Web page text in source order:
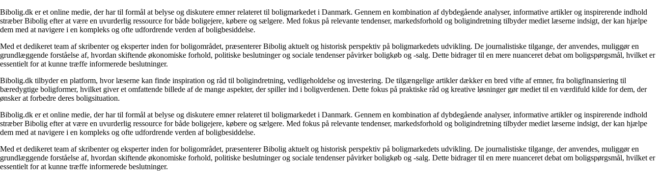
Bibolig.dk er et online medie, der har til formål at belyse og diskutere emner relateret til boligmarkedet i Danmark. Gennem en kombination af dybdegående analyser, informative artikler og inspirerende indhold
stræber Bibolig efter at være en uvurderlig ressource for både boligejere, købere og sælgere. Med fokus på relevante tendenser, markedsforhold og boligindretning tilbyder mediet læserne indsigt, der kan hjælpe
dem med at navigere i en kompleks og ofte udfordrende verden af boligbesiddelse.
Med et dedikeret team af skribenter og eksperter inden for boligområdet, præsenterer Bibolig aktuelt og historisk perspektiv på boligmarkedets udvikling. De journalistiske tilgange, der anvendes, muliggør en
grundlæggende forståelse af, hvordan skiftende økonomiske forhold, politiske beslutninger og sociale tendenser påvirker boligkøb og -salg. Dette bidrager til en mere nuanceret debat om boligspørgsmål, hvilket er
essentielt for at kunne træffe informerede beslutninger.
Bibolig.dk tilbyder en platform, hvor læserne kan finde inspiration og råd til boligindretning, vedligeholdelse og investering. De tilgængelige artikler dækker en bred vifte af emner, fra boligfinansiering til
bæredygtige boligformer, hvilket giver et omfattende billede af de mange aspekter, der spiller ind i boligverdenen. Dette fokus på praktiske råd og kreative løsninger gør mediet til en værdifuld kilde for dem, der
ønsker at forbedre deres boligsituation.
Bibolig.dk er et online medie, der har til formål at belyse og diskutere emner relateret til boligmarkedet i Danmark. Gennem en kombination af dybdegående analyser, informative artikler og inspirerende indhold
stræber Bibolig efter at være en uvurderlig ressource for både boligejere, købere og sælgere. Med fokus på relevante tendenser, markedsforhold og boligindretning tilbyder mediet læserne indsigt, der kan hjælpe
dem med at navigere i en kompleks og ofte udfordrende verden af boligbesiddelse.
Med et dedikeret team af skribenter og eksperter inden for boligområdet, præsenterer Bibolig aktuelt og historisk perspektiv på boligmarkedets udvikling. De journalistiske tilgange, der anvendes, muliggør en
grundlæggende forståelse af, hvordan skiftende økonomiske forhold, politiske beslutninger og sociale tendenser påvirker boligkøb og -salg. Dette bidrager til en mere nuanceret debat om boligspørgsmål, hvilket er
essentielt for at kunne træffe informerede beslutninger.